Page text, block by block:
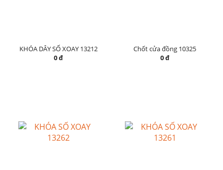
KHÓA DÂY SỐ XOAY 13212
0 đ
Chốt cửa đồng 10325
0 đ